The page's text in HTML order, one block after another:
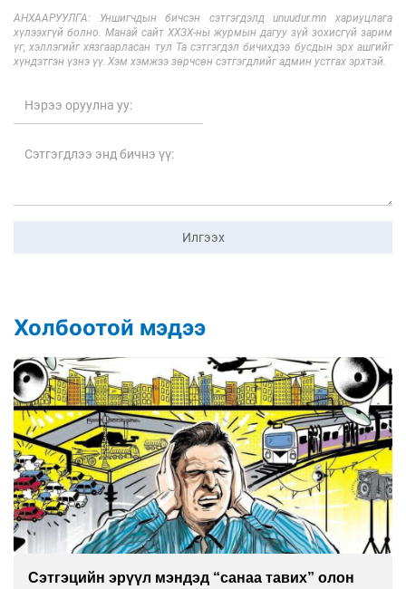
АНХААРУУЛГА: Уншигчдын бичсэн сэтгэгдэлд unuudur.mn хариуцлага
хүлээхгүй болно. Манай сайт ХХЗХ-ны журмын дагуу зүй зохисгүй зарим
үг, хэллэгийг хязгаарласан тул Та сэтгэгдэл бичихдээ бусдын эрх ашгийг
хүндэтгэн үзнэ үү. Хэм хэмжээ зөрчсөн сэтгэгдлийг админ устгах эрхтэй.
Илгээх
Холбоотой мэдээ
Сэтгэцийн эрүүл мэндэд “санаа тавих” олон